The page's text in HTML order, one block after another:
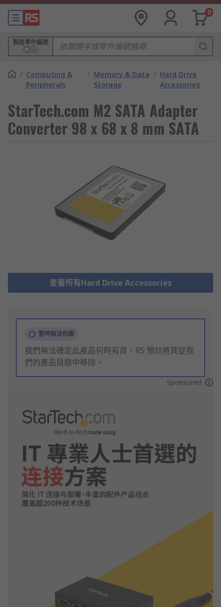
0
製造零件編號
/ Computing &
Peripherals
/ Memory & Data
Storage
/ Hard Drive
Accessories
StarTech.com M2 SATA Adapter
Converter 98 x 68 x 8 mm SATA
查看所有Hard Drive Accessories
暫時無法供應
我們無法確定此產品何時有貨，RS 預計將其從我
們的產品目錄中移除。
Sponsored